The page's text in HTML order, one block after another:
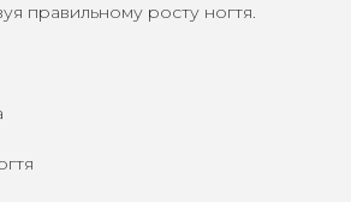
правильному росту ногтя.